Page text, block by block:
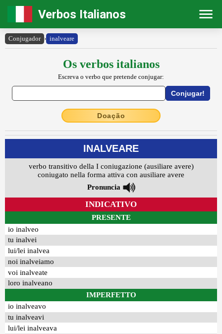
Verbos Italianos
Conjugador › inalveare
Os verbos italianos
Escreva o verbo que pretende conjugar:
Doação
INALVEARE
verbo transitivo della I coniugazione (ausiliare avere)
coniugato nella forma attiva con ausiliare avere
Pronuncia
INDICATIVO
PRESENTE
io inalveo
tu inalvei
lui/lei inalvea
noi inalveiamo
voi inalveate
loro inalveano
IMPERFETTO
io inalveavo
tu inalveavi
lui/lei inalveava